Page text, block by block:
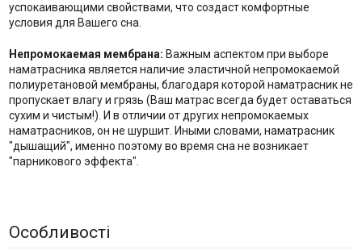
успокаивающими свойствами, что создаст комфортные
условия для Вашего сна.
Непромокаемая мембрана: Важным аспектом при выборе
наматрасника является наличие эластичной непромокаемой
полиуретановой мембраны, благодаря которой наматрасник не
пропускает влагу и грязь (Ваш матрас всегда будет оставаться
сухим и чистым!). И в отличии от других непромокаемых
наматрасников, он не шуршит. Иными словами, наматрасник
"дышащий", именно поэтому во время сна не возникает
"парникового эффекта".
Особливості